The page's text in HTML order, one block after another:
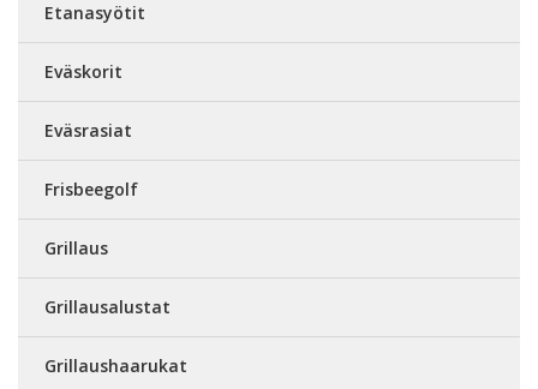
Etanasyötit
Eväskorit
Eväsrasiat
Frisbeegolf
Grillaus
Grillausalustat
Grillaushaarukat